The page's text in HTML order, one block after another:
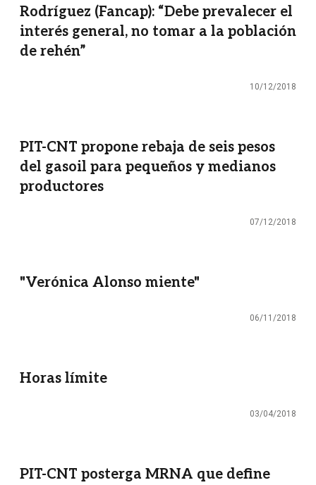
Rodríguez (Fancap): “Debe prevalecer el
interés general, no tomar a la población
de rehén”
10/12/2018
PIT-CNT propone rebaja de seis pesos
del gasoil para pequeños y medianos
productores
07/12/2018
"Verónica Alonso miente"
06/11/2018
Horas límite
03/04/2018
PIT-CNT posterga MRNA que define